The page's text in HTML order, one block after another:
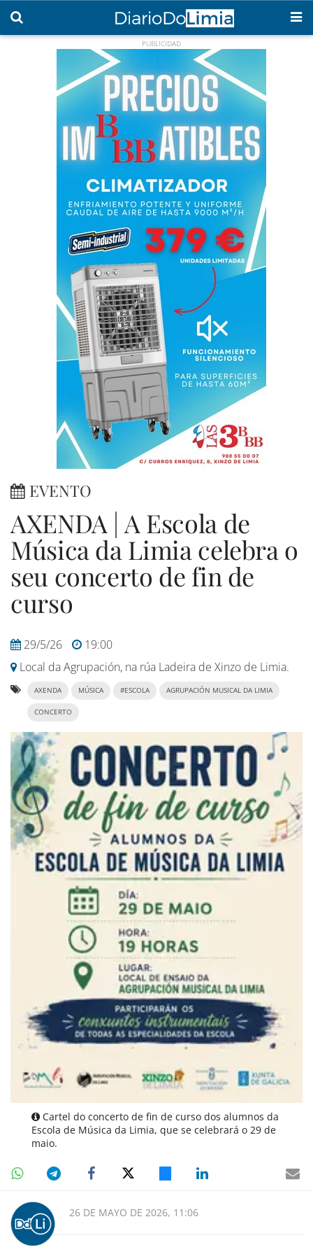
EVENTO
AXENDA | A Escola de
Música da Limia celebra o
seu concerto de fin de
curso
29/5/26
19:00
Local da Agrupación, na rúa Ladeira de Xinzo de Limia.
AXENDA MÚSICA #ESCOLA AGRUPACIÓN MUSICAL DA LIMIA
CONCERTO
Cartel do concerto de fin de curso dos alumnos da
Escola de Música da Limia, que se celebrará o 29 de
maio.
26 DE MAYO DE 2026, 11:06